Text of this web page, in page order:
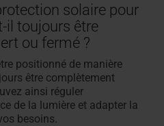
solaire pour
il toujours être
ou fermé ?
positionné de manière
être complètement
ainsi réguler
de la lumière et adapter la
besoins.